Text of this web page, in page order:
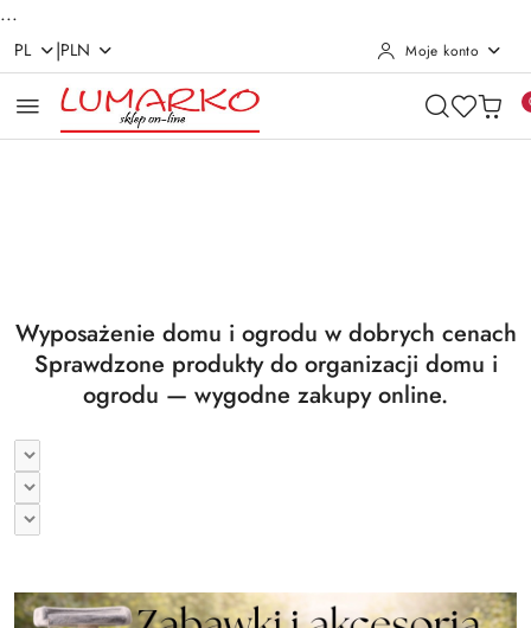
...
Przejdź do treści głównej
Przejdź do wyszukiwarki
Przejdź do moje konto
Przejdź do menu głównego
Przejdź do stopki
PL |PLN Moje konto
Wyposażenie domu i ogrodu w dobrych cenach
Sprawdzone produkty do organizacji domu i
ogrodu — wygodne zakupy online.